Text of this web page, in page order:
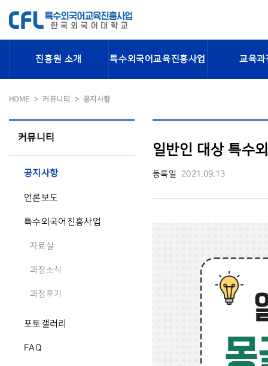
진흥원 소개 특수외국어교육진흥사업 교육과
HOME 커뮤니티 공지사항
커뮤니티
공지사항
언론보도
특수외국어진흥사업
자료실
과정소식
과정후기
포토갤러리
FAQ
일반인 대상 특수
등록일 2021.09.13